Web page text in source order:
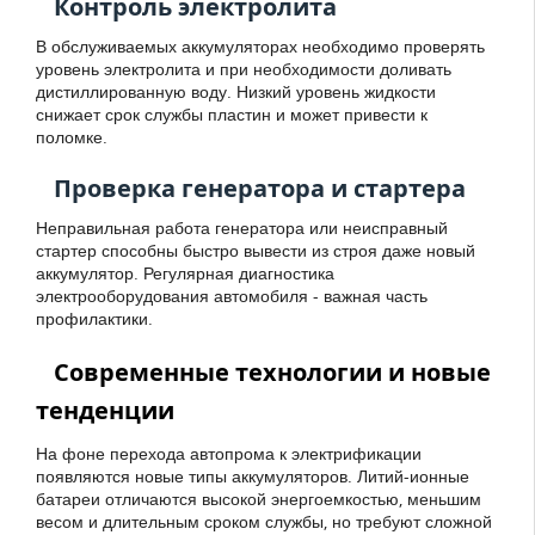
Контроль электролита
В обслуживаемых аккумуляторах необходимо проверять
уровень электролита и при необходимости доливать
дистиллированную воду. Низкий уровень жидкости
снижает срок службы пластин и может привести к
поломке.
Проверка генератора и стартера
Неправильная работа генератора или неисправный
стартер способны быстро вывести из строя даже новый
аккумулятор. Регулярная диагностика
электрооборудования автомобиля - важная часть
профилактики.
Современные технологии и новые
тенденции
На фоне перехода автопрома к электрификации
появляются новые типы аккумуляторов. Литий-ионные
батареи отличаются высокой энергоемкостью, меньшим
весом и длительным сроком службы, но требуют сложной